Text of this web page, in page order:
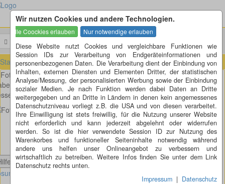
Wir nutzen Cookies und andere Technologien.
Diese Website nutzt Cookies und vergleichbare Funktionen wie
Session IDs zur Verarbeitung von Endgeräteinformationen und
personenbezogenen Daten. Die Verarbeitung dient der Einbindung von
Inhalten, externen Diensten und Elementen Dritter, der statistischen
Analyse/Messung, der personalisierten Werbung sowie der Einbindung
sozialer Medien. Je nach Funktion werden dabei Daten an Dritte
weitergegeben und an Dritte in Ländern in denen kein angemessenes
Datenschutzniveau vorliegt z.B. die USA und von diesen verarbeitet.
Ihre Einwilligung ist stets freiwillig, für die Nutzung unserer Website
nicht erforderlich und kann jederzeit abgelehnt oder widerrufen
werden. So ist die hier verwendete Session ID zur Nutzung des
Warenkorbes und funktioneller Seiteninhalte notwendig während
andere uns helfen unser Onlineangebot zu verbessern und
wirtschaftlich zu betreiben. Weitere Infos finden Sie unter dem Link
Datenschutz rechts unten.
Impressum | Datenschutz
Startseite » Fotorätsel » Fotorätsel 251 bis 260 » Fotorätsel 251
Fotorätsel 251
an meiner Karre Rally-Streifen aufgemalt. Hätte vielleicht doch
zu einem Lackierer gehen sollen. Oder?
anzeigen
Fotorätsel 251 anzeigen